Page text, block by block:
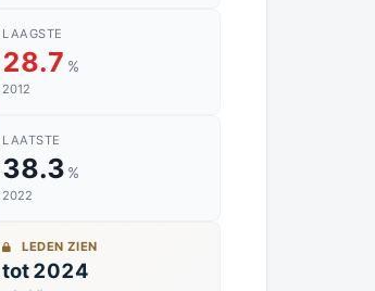
LAAGSTE
28.7 %
2012
LAATSTE
38.3 %
2022
LEDEN ZIEN
tot 2024